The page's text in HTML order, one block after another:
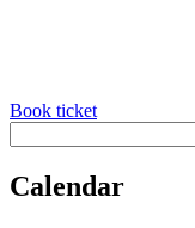
Book ticket
Calendar